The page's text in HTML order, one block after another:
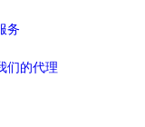
务
们的代理